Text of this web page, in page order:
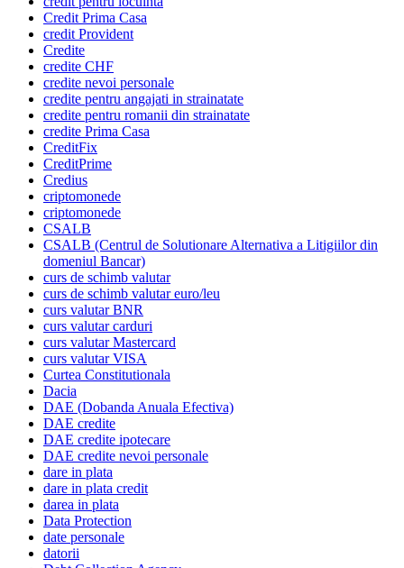
Credit Prima Casa
credit Provident
Credite
credite CHF
credite nevoi personale
credite pentru angajati in strainatate
credite pentru romanii din strainatate
credite Prima Casa
CreditFix
CreditPrime
Credius
criptomonede
criptomonede
CSALB
CSALB (Centrul de Solutionare Alternativa a Litigiilor din
domeniul Bancar)
curs de schimb valutar
curs de schimb valutar euro/leu
curs valutar BNR
curs valutar carduri
curs valutar Mastercard
curs valutar VISA
Curtea Constitutionala
Dacia
DAE (Dobanda Anuala Efectiva)
DAE credite
DAE credite ipotecare
DAE credite nevoi personale
dare in plata
dare in plata credit
darea in plata
Data Protection
date personale
datorii